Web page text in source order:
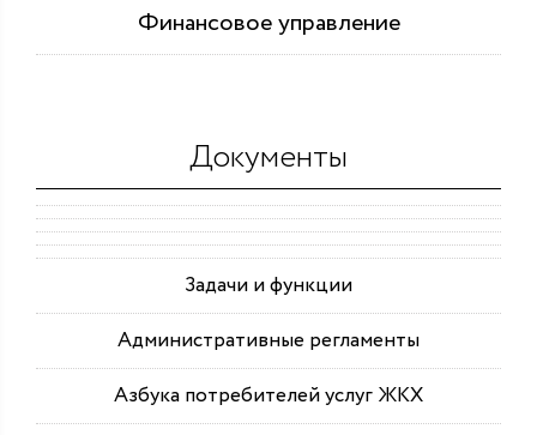
Финансовое управление
Документы
Задачи и функции
Административные регламенты
Азбука потребителей услуг ЖКХ